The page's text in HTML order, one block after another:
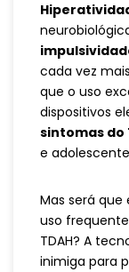
cada vez
que o uso
dispositivos
sintomas do
e
Mas será
uso
TDAH? A
inimiga para